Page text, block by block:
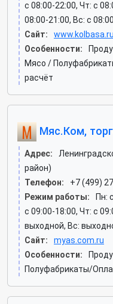
c 08:00-22:00, Чт: c
08:00-21:00, Вс: c
Сайт:
www.kolbasa.ru
Особенности:
Мясо /
расчёт
Мяс.Ком,
Адрес:
район)
Телефон:
+7 (499)
Режим работы:
Пн:
c 09:00-18:00, Чт: c
выходной, Вс:
Сайт:
myas.com.ru
Особенности:
Полуфабрикаты/